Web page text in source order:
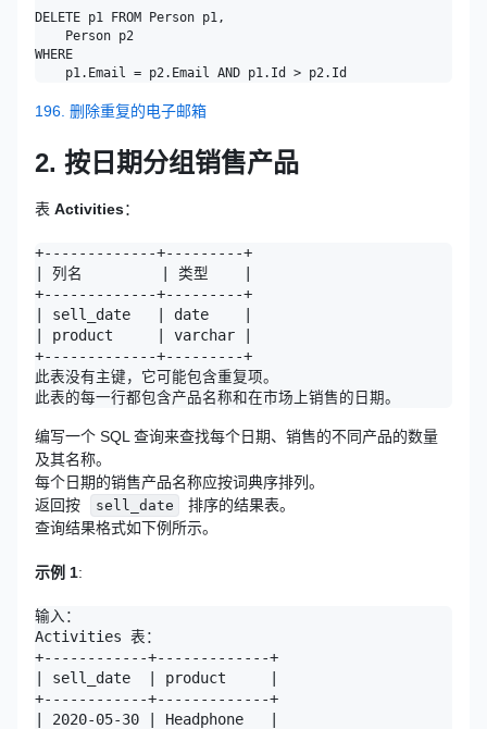
DELETE p1 FROM Person p1,
    Person p2
WHERE
196. 删除重复的电子邮箱
2. 按日期分组销售产品
表 Activities：
+-------------+---------+
| 列名         | 类型    |
+-------------+---------+
| sell_date   | date    |
| product     | varchar |
+-------------+---------+
此表没有主键，它可能包含重复项。
编写一个 SQL 查询来查找每个日期、销售的不同产品的数量
及其名称。
每个日期的销售产品名称应按词典序排列。
返回按
sell_date
排序的结果表。
查询结果格式如下例所示。
示例 1:
输入：
Activities 表：
+------------+-------------+
| sell_date  | product     |
+------------+-------------+
| 2020-05-30 | Headphone   |